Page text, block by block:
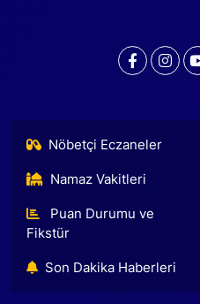
Nöbetçi Eczaneler
Namaz Vakitleri
Puan Durumu ve
Fikstür
Son Dakika Haberleri